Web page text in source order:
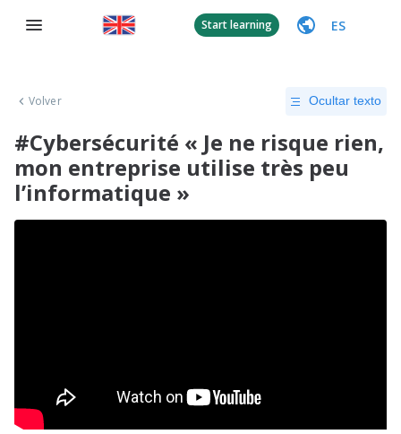
Start learning ES
Volver Ocultar texto
#Cybersécurité « Je ne risque rien,
mon entreprise utilise très peu
l’informatique »